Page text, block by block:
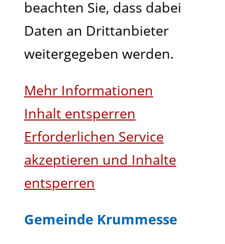
beachten Sie, dass dabei
Daten an Drittanbieter
weitergegeben werden.
Mehr Informationen
Inhalt entsperren
Erforderlichen Service
akzeptieren und Inhalte
entsperren
Gemeinde Krummesse